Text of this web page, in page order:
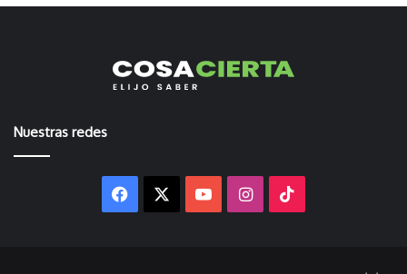
Nuestras redes
Facebook YouTubeInstagram